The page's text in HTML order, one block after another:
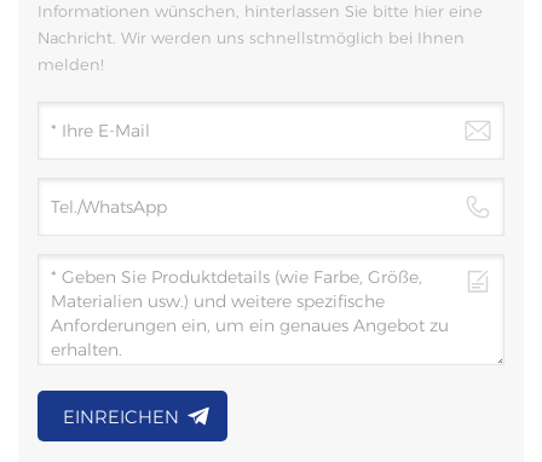
Informationen wünschen, hinterlassen Sie bitte hier eine
Nachricht. Wir werden uns schnellstmöglich bei Ihnen
melden!
EINREICHEN